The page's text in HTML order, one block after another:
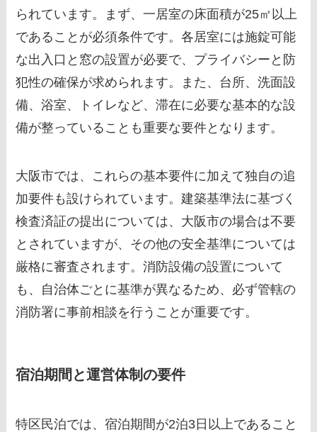
られています。まず、一居室の床面積が25㎡以上
であることが必須条件です。各居室には施錠可能
な出入口と窓の設置が必要で、プライバシーと防
犯性の確保が求められます。また、台所、洗面設
備、浴室、トイレなど、滞在に必要な基本的な設
備が整っていることも重要な要件となります。
大阪市では、これらの基本要件に加えて独自の追
加要件も設けられています。建築基準法に基づく
検査済証の提出については、大阪市の場合は不要
とされていますが、その他の安全基準については
厳格に審査されます。消防設備の設置について
も、自治体ごとに基準が異なるため、必ず管轄の
消防署に事前相談を行うことが重要です。
宿泊期間と運営体制の要件
特区民泊では、宿泊期間が2泊3日以上であること